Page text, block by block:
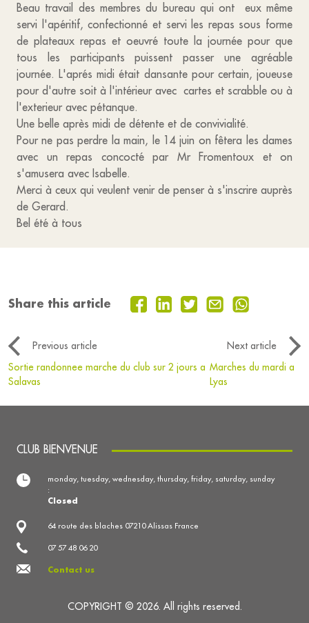
Beau travail des membres du bureau qui ont eux même
servi l'apéritif, confectionné et servi les repas sous forme
de plateaux repas et oeuvré toute la journée pour que
tous les participants puissent passer une agréable
journée. L'aprés midi était dansante pour certain, joueuse
pour d'autre soit à l'intérieur avec cartes et scrabble ou à
l'exterieur avec pétanque.
Une belle après midi de détente et de convivialité.
Pour ne pas perdre la main, le 14 juin on fêtera les dames
avec un repas concocté par Mr Fromentoux et on
s'amusera avec Isabelle.
Merci à ceux qui veulent venir de penser à s'inscrire auprès
de Gerard.
Bel été à tous
Share this article
Previous article
Next article
Sortie randonnee marche du club sur 2 jours a
Salavas
Marches du mardi a
Lyas
CLUB BIENVENUE
64 route des blaches 07210 Alissas France
07 57 48 06 20
Contact us
monday, tuesday, wednesday, thursday, friday, saturday, sunday
:
Closed
COPYRIGHT © 2026. All rights reserved.